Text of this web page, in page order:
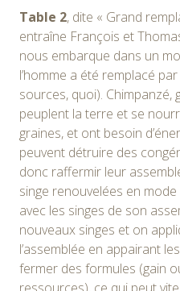
Table 2, dite « Grand
entraîne François et
nous embarque dans un
l’homme a été remplacé
sources, quoi). Chimpanzé,
peuplent la terre et se
graines, et ont besoin
peuvent détruire des
donc raffermir leur
singe renouvelées en mode
avec les singes de son
nouveaux singes et on
l’assemblée en appairant
fermer des formules (gain